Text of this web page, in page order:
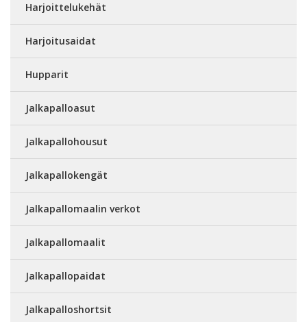
Harjoittelukehät
Harjoitusaidat
Hupparit
Jalkapalloasut
Jalkapallohousut
Jalkapallokengät
Jalkapallomaalin verkot
Jalkapallomaalit
Jalkapallopaidat
Jalkapalloshortsit